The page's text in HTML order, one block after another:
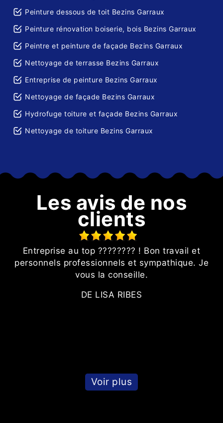
Peinture dessous de toit Bezins Garraux
Peinture rénovation boiserie, bois Bezins Garraux
Peintre et peinture de façade Bezins Garraux
Nettoyage de terrasse Bezins Garraux
Entreprise de peinture Bezins Garraux
Nettoyage de façade Bezins Garraux
Hydrofuge toiture et façade Bezins Garraux
Nettoyage de toiture Bezins Garraux
Les avis de nos
clients
Entreprise au top ???????? ! Bon travail et
personnels professionnels et sympathique. Je
vous la conseille.
DE LISA RIBES
Voir plus